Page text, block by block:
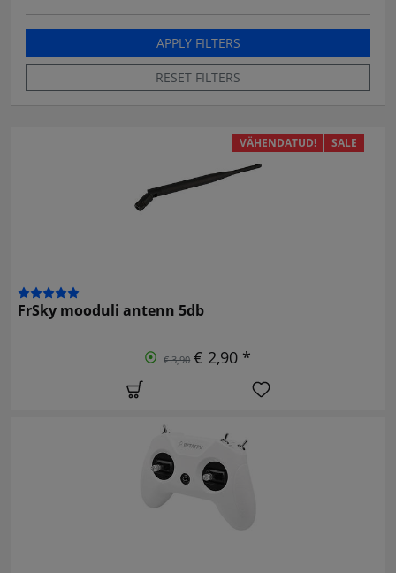
APPLY FILTERS
RESET FILTERS
VÄHENDATUD! SALE
FrSky mooduli antenn 5db
€ 3,90 € 2,90 *